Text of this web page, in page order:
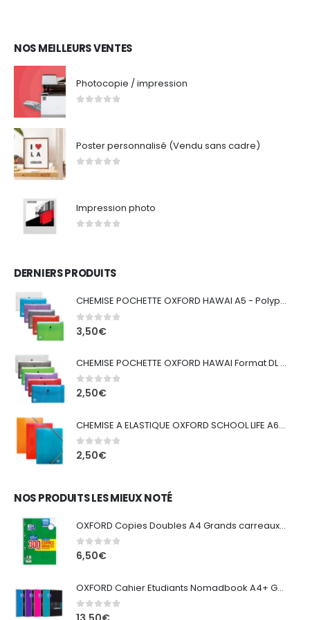
NOS MEILLEURS VENTES
Photocopie / impression
Poster personnalisé (Vendu sans cadre)
Impression photo
DERNIERS PRODUITS
CHEMISE POCHETTE OXFORD HAWAI A5 - Polypropylène - Couleurs assorties
0 out of 5
3,50€
CHEMISE POCHETTE OXFORD HAWAI Format DL - Polypropylène - Couleurs assorties
0 out of 5
2,50€
CHEMISE A ELASTIQUE OXFORD SCHOOL LIFE A6 - Polypropylène - Translucide - Couleurs assorties
0 out of 5
2,50€
NOS PRODUITS LES MIEUX NOTÉ
OXFORD Copies Doubles A4 Grands carreaux Seyès 300 Pages Sous Film
0 out of 5
6,50€
OXFORD Cahier Etudiants Nomadbook A4+ Grands Carreaux Seyès 160 Pages Reliure Spirale Couverture Polypro Coloris Assortis
0out of 5